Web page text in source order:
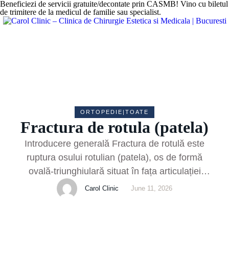
Beneficiezi de servicii gratuite/decontate prin CASMB! Vino cu biletul
de trimitere de la medicul de familie sau specialist.
ORTOPEDIE|TOATE
Fractura de rotula (patela)
Introducere generală Fractura de rotulă este
ruptura osului rotulian (patela), os de formă
ovală-triunghiulară situat în fața articulației
genunchiului. Rotula face parte din mecanismul
extensor al genunchiului, fiind încorporată în
Carol Clinic June 11, 2026